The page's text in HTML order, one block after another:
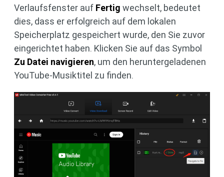
Verlaufsfenster auf Fertig wechselt, bedeutet
dies, dass er erfolgreich auf dem lokalen
Speicherplatz gespeichert wurde, den Sie zuvor
eingerichtet haben. Klicken Sie auf das Symbol
Zu Datei navigieren, um den heruntergeladenen
YouTube-Musiktitel zu finden.